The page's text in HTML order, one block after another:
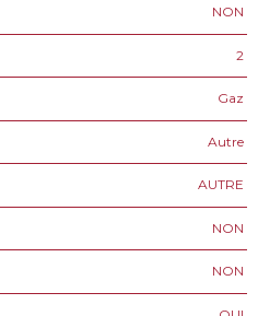
NON
2
Gaz
Autre
AUTRE
NON
NON